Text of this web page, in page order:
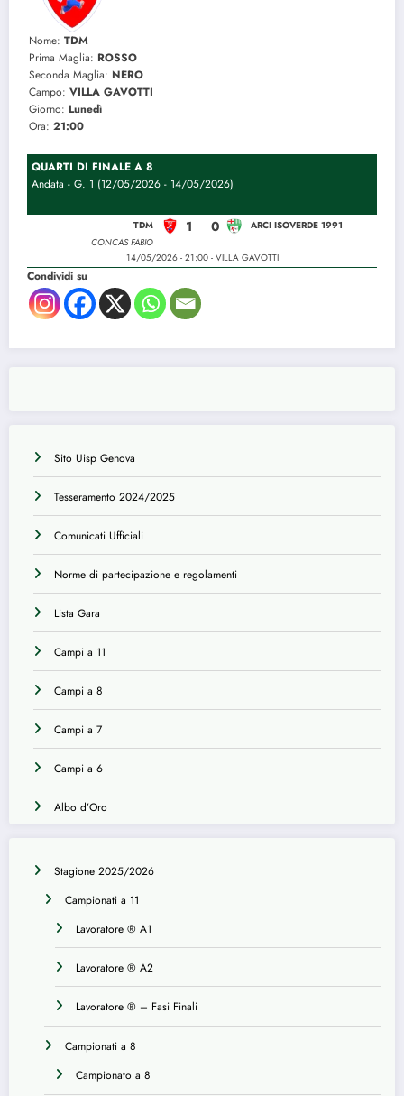
Sito Uisp Genova
Tesseramento 2024/2025
Comunicati Ufficiali
Norme di partecipazione e regolamenti
Lista Gara
Campi a 11
Campi a 8
Campi a 7
Campi a 6
Albo d’Oro
Stagione 2025/2026
Campionati a 11
Lavoratore ® A1
Lavoratore ® A2
Lavoratore ® – Fasi Finali
Campionati a 8
Campionato a 8
Nome: TDM
Prima Maglia: ROSSO
Seconda Maglia: NERO
Campo: VILLA GAVOTTI
Giorno: Lunedì
Ora: 21:00
QUARTI DI FINALE A 8
Andata - G. 1 (12/05/2026 - 14/05/2026)
TDM
CONCAS FABIO
1 0 ARCI ISOVERDE 1991
14/05/2026 - 21:00 - VILLA GAVOTTI
Condividi su